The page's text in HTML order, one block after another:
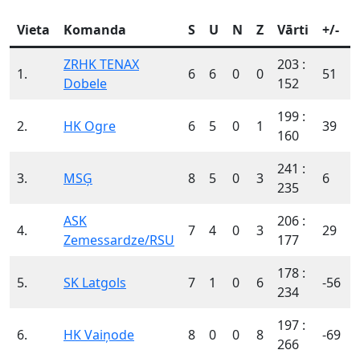
Vieta Komanda S U N Z Vārti +/-
1.
ZRHK TENAX
Dobele
6 6 0 0
203 :
152
51
2. HK Ogre 6 5 0 1
199 :
160
39
3. MSĢ 8 5 0 3
241 :
235
6
4.
ASK
Zemessardze/RSU
7 4 0 3
206 :
177
29
5. SK Latgols 7 1 0 6
178 :
234
-56
6. HK Vaiņode 8 0 0 8
197 :
266
-69